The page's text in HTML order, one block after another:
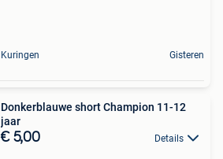
Kuringen Gisteren
Donkerblauwe short Champion 11-12
jaar
€ 5,00 Details